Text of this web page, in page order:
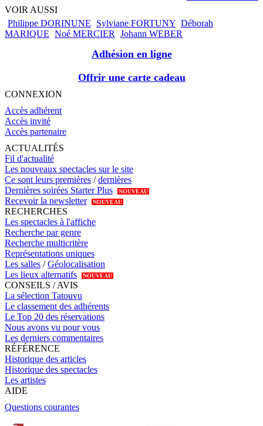
VOIR AUSSI
Philippe DORINUNE
Sylviane FORTUNY Déborah
MARIQUE Noé MERCIER Johann WEBER
Adhésion en ligne
Offrir une carte cadeau
CONNEXION
Accès adhérent
Accès invité
Accès partenaire
ACTUALITÉS
Fil d'actualité
Les nouveaux spectacles sur le site
Ce sont leurs premières /dernières
Dernières soirées Starter Plus
NOUVEAU
Recevoir la newsletter NOUVEAU
RECHERCHES
Les spectacles à l'affiche
Recherche par genre
Recherche multicritère
Représentations uniques
Les salles /Géolocalisation
Les lieux alternatifs
NOUVEAU
CONSEILS / AVIS
La sélection Tatouvu
Le classement des adhérents
Le Top 20 des réservations
Nous avons vu pour vous
Les derniers commentaires
RÉFÉRENCE
Historique des articles
Historique des spectacles
Les artistes
AIDE
Questions courantes